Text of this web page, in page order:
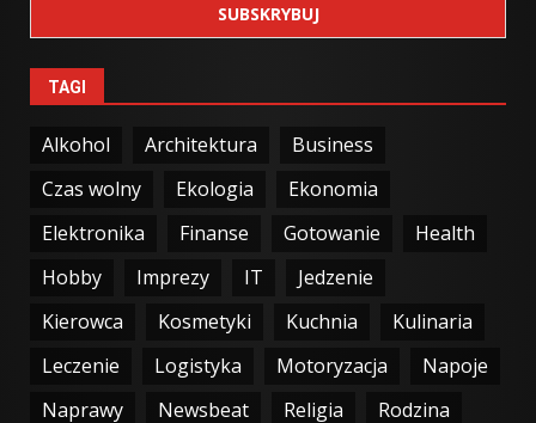
TAGI
Alkohol Architektura
Business
Czas wolny
Ekologia
Ekonomia
Elektronika
Finanse Gotowanie
Health
Hobby
Imprezy IT
Jedzenie
Kierowca
Kosmetyki Kuchnia
Kulinaria
Leczenie
Logistyka Motoryzacja
Napoje
Naprawy
Newsbeat Religia Rodzina